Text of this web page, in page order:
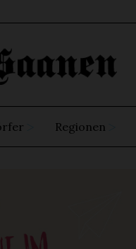
Regionen